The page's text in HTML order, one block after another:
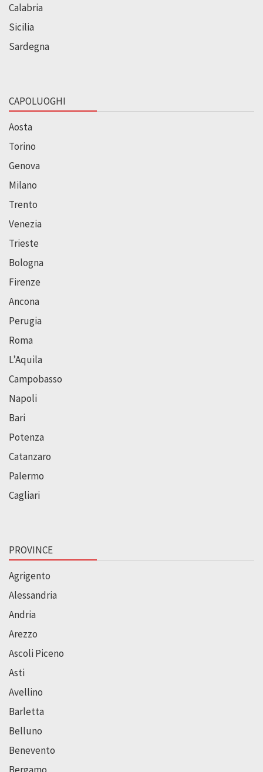
Calabria
Sicilia
Sardegna
CAPOLUOGHI
Aosta
Torino
Genova
Milano
Trento
Venezia
Trieste
Bologna
Firenze
Ancona
Perugia
Roma
L’Aquila
Campobasso
Napoli
Bari
Potenza
Catanzaro
Palermo
Cagliari
PROVINCE
Agrigento
Alessandria
Andria
Arezzo
Ascoli Piceno
Asti
Avellino
Barletta
Belluno
Benevento